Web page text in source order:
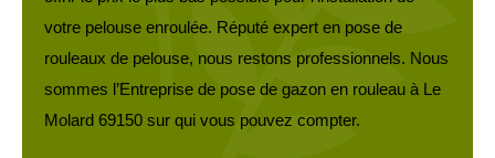
votre pelouse enroulée. Réputé expert en pose de
rouleaux de pelouse, nous restons professionnels. Nous
sommes l’Entreprise de pose de gazon en rouleau à Le
Molard 69150 sur qui vous pouvez compter.